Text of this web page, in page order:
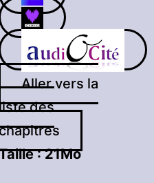
Aller vers la
des
:21Mo